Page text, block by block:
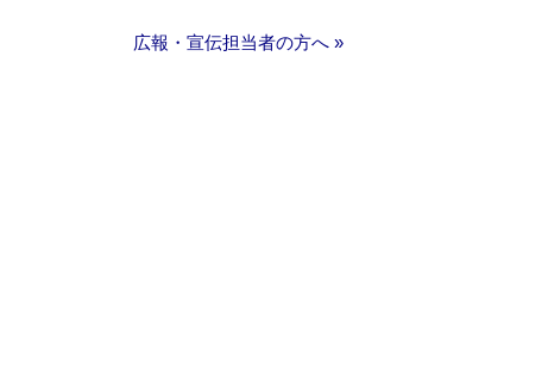
広報・宣伝担当者の方へ »